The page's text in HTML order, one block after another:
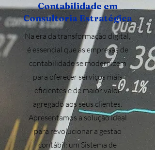
Contabilidade em
Consultoria Estratégica
Na era da transformação digital,
é essencial que as empresas de
contabilidade se modernizem
para oferecer serviços mais
eficientes e de maior valor
agregado aos seus clientes.
Apresentamos a solução ideal
para revolucionar a gestão
contábil: um Sistema de